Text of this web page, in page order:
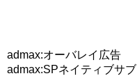
admax:オーバレイ広告
admax:SPネイティブサブ